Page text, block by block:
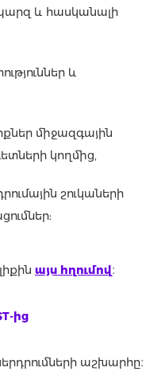
և հասկանալի
և
միջազգային
կողմից,
շուկաների
այս հղումով։
ից
աշխարհը։